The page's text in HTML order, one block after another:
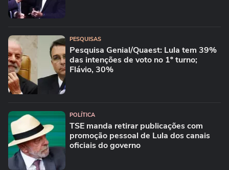
PESQUISAS
Pesquisa Genial/Quaest: Lula tem 39%
das intenções de voto no 1º turno;
Flávio, 30%
POLÍTICA
TSE manda retirar publicações com
promoção pessoal de Lula dos canais
oficiais do governo